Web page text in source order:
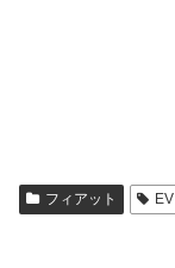
フィアット EV